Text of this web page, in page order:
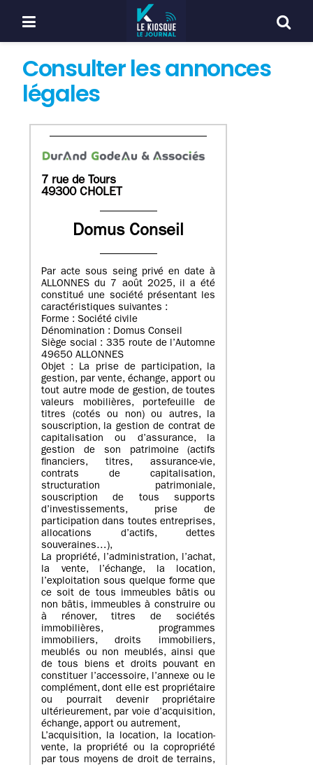
Consulter les annonces
légales
7 rue de Tours
49300 CHOLET
Domus Conseil
Par acte sous seing privé en date à
ALLONNES du 7 août 2025, il a été
constitué une société présentant les
caractéristiques suivantes :
Forme : Société civile
Dénomination : Domus Conseil
Siège social : 335 route de l’Automne
49650 ALLONNES
Objet : La prise de participation, la
gestion, par vente, échange, apport ou
tout autre mode de gestion, de toutes
valeurs mobilières, portefeuille de
titres (cotés ou non) ou autres, la
souscription, la gestion de contrat de
capitalisation ou d’assurance, la
gestion de son patrimoine (actifs
financiers, titres, assurance-vie,
contrats de capitalisation,
structuration patrimoniale,
souscription de tous supports
d’investissements, prise de
participation dans toutes entreprises,
allocations d’actifs, dettes
souveraines…),
La propriété, l’administration, l’achat,
la vente, l’échange, la location,
l’exploitation sous quelque forme que
ce soit de tous immeubles bâtis ou
non bâtis, immeubles à construire ou
à rénover, titres de sociétés
immobilières, programmes
immobiliers, droits immobiliers,
meublés ou non meublés, ainsi que
de tous biens et droits pouvant en
constituer l’accessoire, l’annexe ou le
complément, dont elle est propriétaire
ou pourrait devenir propriétaire
ultérieurement, par voie d’acquisition,
échange, apport ou autrement,
L’acquisition, la location, la location-
vente, la propriété ou la copropriété
par tous moyens de droit de terrains,